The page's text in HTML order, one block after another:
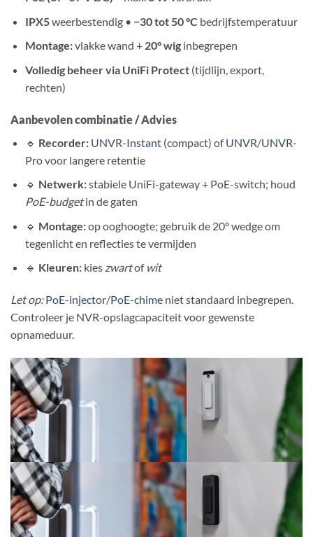
IPX5weerbestendig • −30 tot 50 °C bedrijfstemperatuur
Montage:vlakke wand + 20° wiginbegrepen
Volledig beheer via UniFi Protect(tijdlijn, export,
rechten)
Aanbevolen combinatie / Advies
🔹 Recorder: UNVR-Instant(compact) ofUNVR/UNVR-
Provoor langere retentie
🔹 Netwerk:stabiele UniFi-gateway + PoE-switch; houd
PoE-budgetin de gaten
🔹 Montage:op ooghoogte; gebruik de 20° wedge om
tegenlicht en reflecties te vermijden
🔹 Kleuren:kies zwartof wit
Let op: PoE-injector/PoE-chime niet standaard inbegrepen.
Controleer je NVR-opslagcapaciteit voor gewenste
opnameduur.